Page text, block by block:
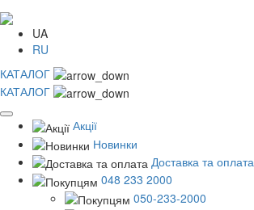
UA
RU
КАТАЛОГ
КАТАЛОГ
Акції
Новинки
Доставка та оплата
048 233 2000
050-233-2000